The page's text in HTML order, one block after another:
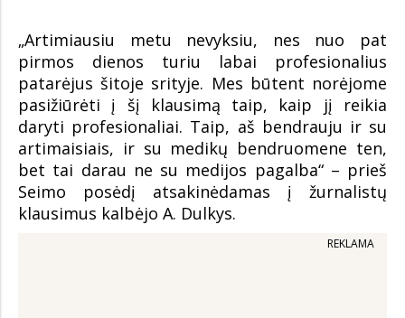
„Artimiausiu metu nevyksiu, nes nuo pat
pirmos dienos turiu labai profesionalius
patarėjus šitoje srityje. Mes būtent norėjome
pasižiūrėti į šį klausimą taip, kaip jį reikia
daryti profesionaliai. Taip, aš bendrauju ir su
artimaisiais, ir su medikų bendruomene ten,
bet tai darau ne su medijos pagalba“ – prieš
Seimo posėdį atsakinėdamas į žurnalistų
klausimus kalbėjo A. Dulkys.
REKLAMA